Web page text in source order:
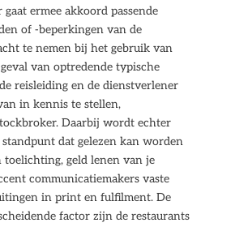
ermee akkoord passende
of -beperkingen van de
te nemen bij het gebruik van
van optredende typische
reisleiding en de dienstverlener
in kennis te stellen,
Daarbij wordt echter
dat gelezen kan worden
toelichting, geld lenen van je
communicatiemakers vaste
in print en fulfilment. De
factor zijn de restaurants